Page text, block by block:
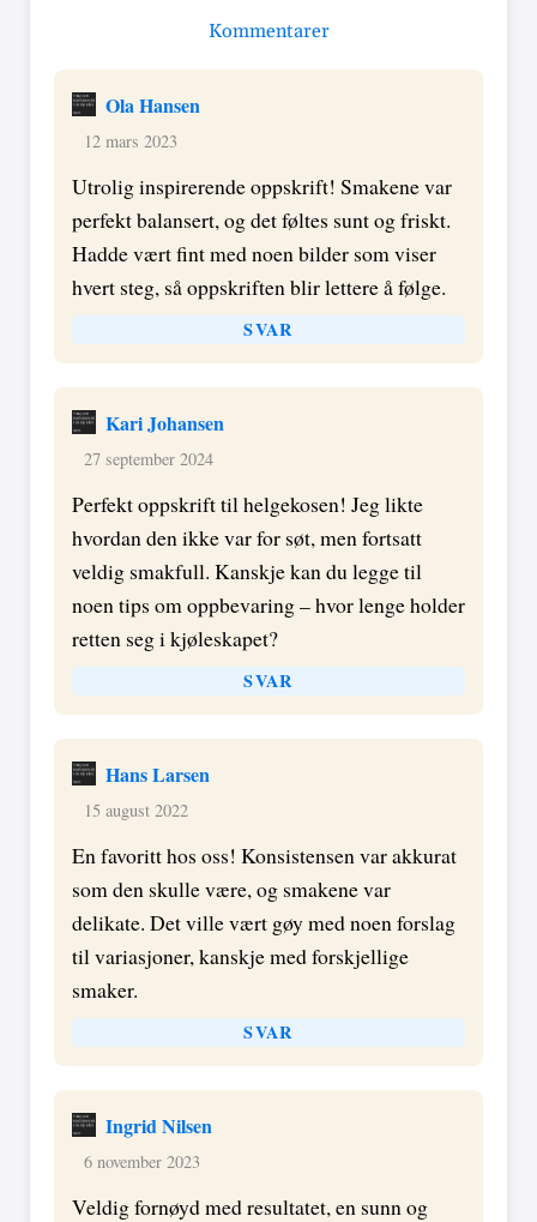
Kommentarer
Ola Hansen
12 mars 2023
Utrolig inspirerende oppskrift! Smakene var
perfekt balansert, og det føltes sunt og friskt.
Hadde vært fint med noen bilder som viser
hvert steg, så oppskriften blir lettere å følge.
SVAR
Kari Johansen
27 september 2024
Perfekt oppskrift til helgekosen! Jeg likte
hvordan den ikke var for søt, men fortsatt
veldig smakfull. Kanskje kan du legge til
noen tips om oppbevaring – hvor lenge holder
retten seg i kjøleskapet?
SVAR
Hans Larsen
15 august 2022
En favoritt hos oss! Konsistensen var akkurat
som den skulle være, og smakene var
delikate. Det ville vært gøy med noen forslag
til variasjoner, kanskje med forskjellige
smaker.
SVAR
Ingrid Nilsen
6 november 2023
Veldig fornøyd med resultatet, en sunn og